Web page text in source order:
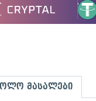
მასალები